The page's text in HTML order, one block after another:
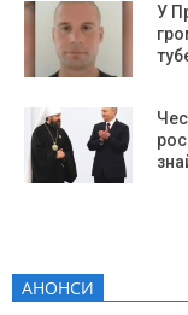
У
АНОНСИ